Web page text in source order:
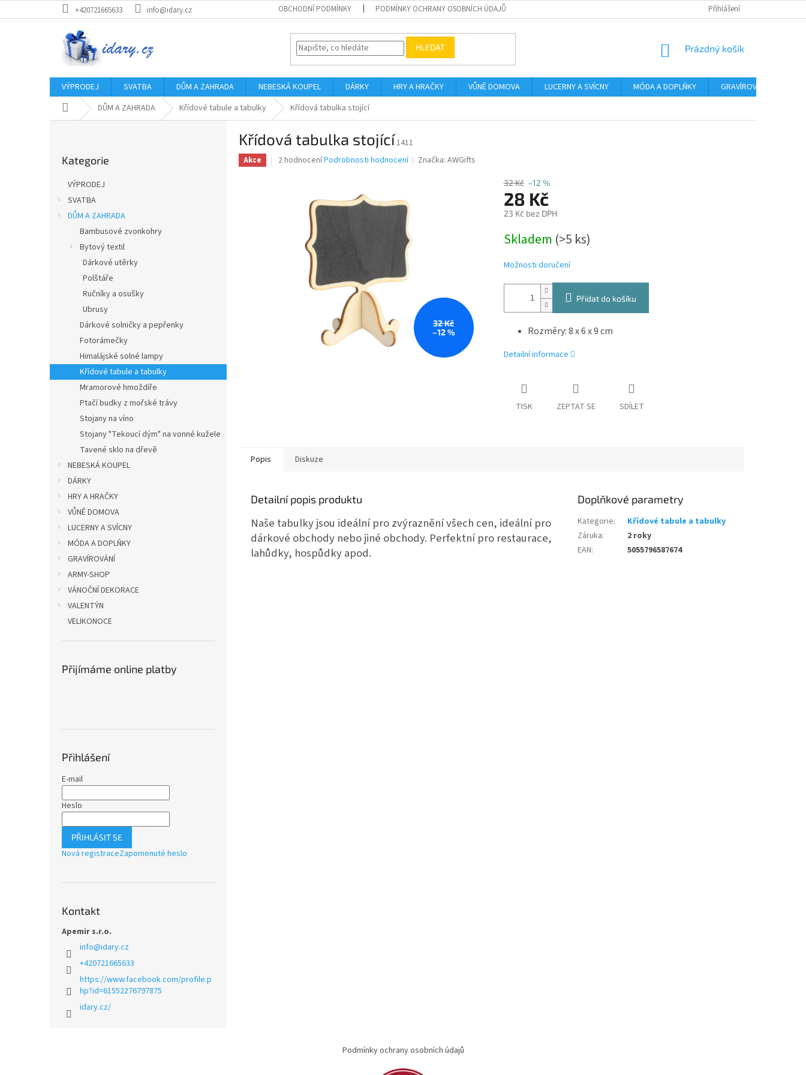
na
+420721665633 info@idary.cz OBCHODNÍ PODMÍNKY PODMÍNKY OCHRANY OSOBNÍCH ÚDAJŮ Přihlášení
HLEDAT
NÁKUPNÍ
Prázdný košík
VÝPRODEJ SVATBA DŮM A ZAHRADA NEBESKÁ KOUPEL DÁRKY HRY A HRAČKY VŮNĚ DOMOVA LUCERNY A SVÍCNY MÓDA A DOPLŇKY GRAVÍROVÁNÍ
Domů DŮM A ZAHRADA Křídové tabule a tabulky Křídová tabulka stojící
kategorie
Kategorie
VÝPRODEJ
SVATBA
DŮM A ZAHRADA
Bambusové zvonkohry
Bytový textil
Dárkové utěrky
Polštáře
Ručníky a osušky
Ubrusy
Dárkové solničky a pepřenky
Fotorámečky
Himalájské solné lampy
Křídové tabule a tabulky
Mramorové hmoždíře
Ptačí budky z mořské trávy
Stojany na víno
Stojany "Tekoucí dým" na vonné kužele
Tavené sklo na dřevě
NEBESKÁ KOUPEL
DÁRKY
HRY A HRAČKY
VŮNĚ DOMOVA
LUCERNY A SVÍCNY
MÓDA A DOPLŇKY
GRAVÍROVÁNÍ
ARMY-SHOP
VÁNOČNÍ DEKORACE
VALENTÝN
VELIKONOCE
Přijímáme online platby
Přihlášení
E-mail
Heslo
PŘIHLÁSIT SE
Nová registraceZapomenuté heslo
Kontakt
Apemir s.r.o.
info@idary.cz
+420721665633
https://www.facebook.com/profile.p
hp?id=61552276797875
idary.cz/
Křídová tabulka stojící1411
Akce
Průměrné
hvězdiček.
2 hodnoceníPodrobnosti hodnocení Značka:AWGifts
32 Kč
–12 %
32 Kč –12 %
28 Kč
23 Kč bez DPH
cena:
Skladem (>5 ks)
Možnosti doručení
Přidat do košíku
Rozměry: 8 x 6 x 9 cm
Detailní informace
TISK ZEPTAT SE SDÍLET
Popis Diskuze
Detailní popis produktu
Naše tabulky jsou ideální pro zvýraznění všech cen, ideální pro
dárkové obchody nebo jiné obchody. Perfektní pro restaurace,
lahůdky, hospůdky apod.
Doplňkové parametry
Kategorie:
Křídové tabule a tabulky
Záruka:
2 roky
EAN: 5055796587674
Podmínky ochrany osobních údajů